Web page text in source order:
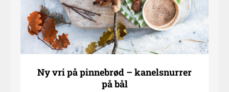
Ny vri på pinnebrød – kanelsnurrer
på bål